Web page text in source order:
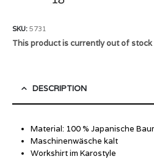
SKU: 5731
This product is currently out of
DESCRIPTION
Material: 100 % Japanische
Maschinenwäsche kalt
Workshirt im Karostyle